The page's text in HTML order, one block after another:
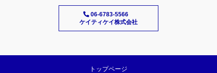
06-6783-5566
ケイティケイ株式会社
トップページ